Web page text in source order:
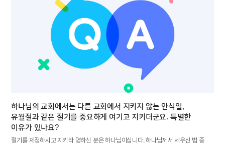
하나님의 교회에서는 다른 교회에서 지키지 않는 안식일,
유월절과 같은 절기를 중요하게 여기고 지키더군요. 특별한
이유가 있나요?
절기를 제정하시고 지키라 명하신 분은 하나님이십니다. 하나님께서 세우신 법 중